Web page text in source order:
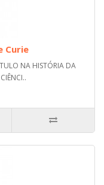
Curie
NA HISTÓRIA DA